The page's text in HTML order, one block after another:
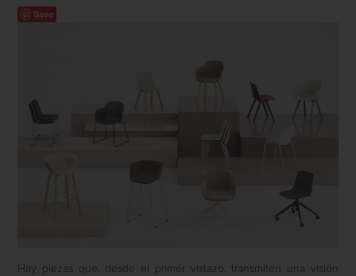
Save
Hay piezas que, desde el primer vistazo, transmiten una visión